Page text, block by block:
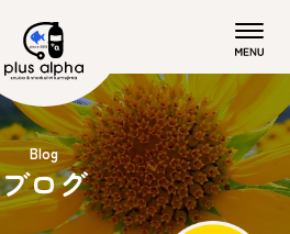
Blog
ブログ